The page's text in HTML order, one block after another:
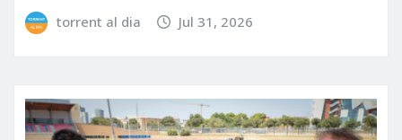
torrent al dia Jul 31, 2026